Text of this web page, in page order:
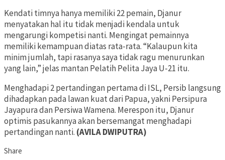
Kendati timnya hanya memiliki 22 pemain, Djanur
menyatakan hal itu tidak menjadi kendala untuk
mengarungi kompetisi nanti. Mengingat pemainnya
memiliki kemampuan diatas rata-rata. “Kalaupun kita
minim jumlah, tapi rasanya saya tidak ragu menurunkan
yang lain,” jelas mantan Pelatih Pelita Jaya U-21 itu.
Menghadapi 2 pertandingan pertama di ISL, Persib langsung
dihadapkan pada lawan kuat dari Papua, yakni Persipura
Jayapura dan Persiwa Wamena. Merespon itu, Djanur
optimis pasukannya akan bersemangat menghadapi
pertandingan nanti. (AVILA DWIPUTRA)
Share